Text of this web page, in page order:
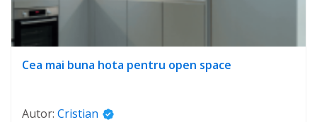
Cea mai buna hota pentru open space
Autor: Cristian